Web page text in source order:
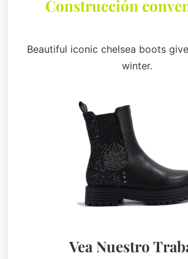
Construcción
Beautiful iconic chelsea boots
winter.
Vea Nuestro